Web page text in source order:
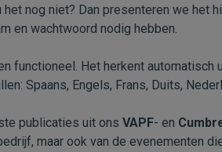
nog niet? Dan presenteren we het
en wachtwoord nodig hebben.
functioneel. Het herkent automatisch
Spaans, Engels, Frans, Duits,
publicaties uit ons VAPF- en
maar ook van de evenementen